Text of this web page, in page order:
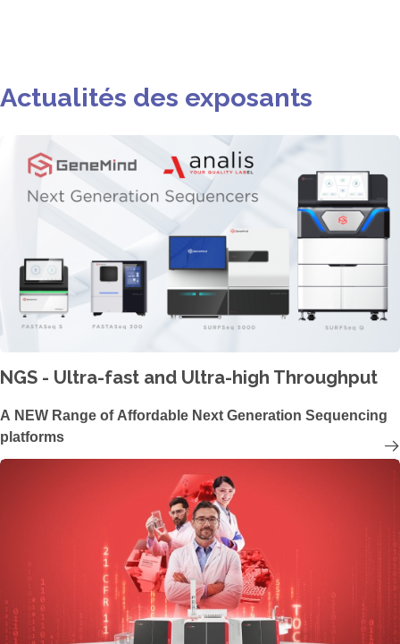
Actualités des exposants
NGS - Ultra-fast and Ultra-high Throughput
A NEW Range of Affordable Next Generation Sequencing
platforms